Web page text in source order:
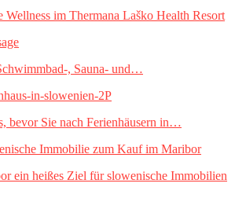
Wellness im Thermana Laško Health Resort
, Sauna- und…
bevor Sie nach Ferienhäusern in…
ein heißes Ziel für slowenische Immobilien